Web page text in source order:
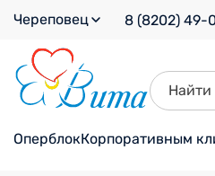
Череповец 8 (8202) 49-
ОперблокКорпоративным